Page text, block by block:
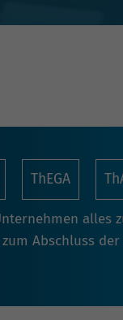
ThEGA
alles
Abschluss